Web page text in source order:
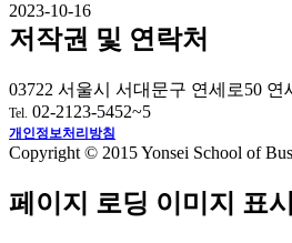
2023-10-16
저작권 및 연락처
03722 서울시 서대문구 연세로50
Tel. 02-2123-5452~5
개인정보처리방침
Copyright © 2015 Yonsei School of
페이지 로딩 이미지 표시